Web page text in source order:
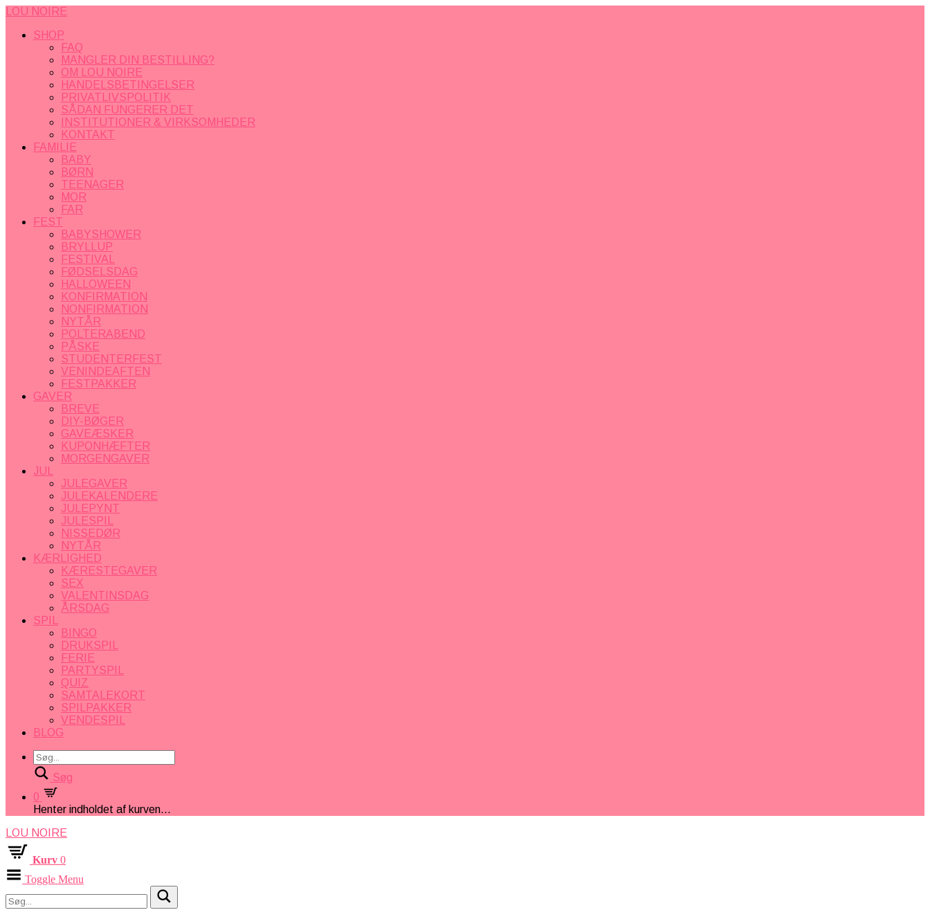
LOU NOIRE
SHOP
FAQ
MANGLER DIN BESTILLING?
OM LOU NOIRE
HANDELSBETINGELSER
PRIVATLIVSPOLITIK
SÅDAN FUNGERER DET
INSTITUTIONER & VIRKSOMHEDER
KONTAKT
FAMILIE
BABY
BØRN
TEENAGER
MOR
FAR
FEST
BABYSHOWER
BRYLLUP
FESTIVAL
FØDSELSDAG
HALLOWEEN
KONFIRMATION
NONFIRMATION
NYTÅR
POLTERABEND
PÅSKE
STUDENTERFEST
VENINDEAFTEN
FESTPAKKER
GAVER
BREVE
DIY-BØGER
GAVEÆSKER
KUPONHÆFTER
MORGENGAVER
JUL
JULEGAVER
JULEKALENDERE
JULEPYNT
JULESPIL
NISSEDØR
NYTÅR
KÆRLIGHED
KÆRESTEGAVER
SEX
VALENTINSDAG
ÅRSDAG
SPIL
BINGO
DRUKSPIL
FERIE
PARTYSPIL
QUIZ
SAMTALEKORT
SPILPAKKER
VENDESPIL
BLOG
Søg
0
Henter indholdet af kurven...
LOU NOIRE
Kurv 0
Toggle Menu